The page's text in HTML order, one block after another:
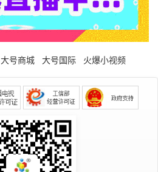
大号商城 大号国际 火爆小视频